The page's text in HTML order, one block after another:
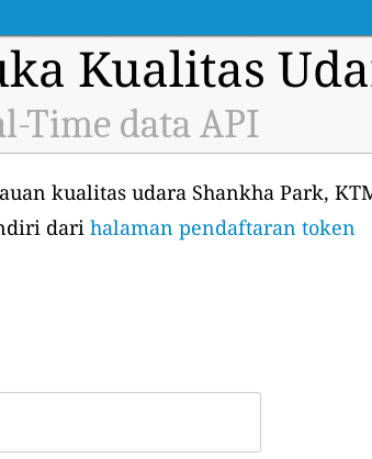
Kualitas
Time data API
kualitas udara Shankha Park,
dari halaman pendaftaran token